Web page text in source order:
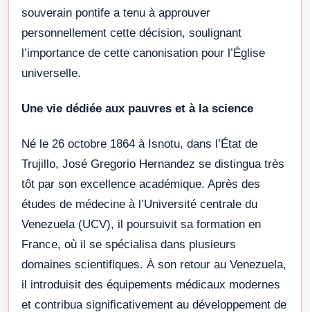
souverain pontife a tenu à approuver
personnellement cette décision, soulignant
l’importance de cette canonisation pour l’Église
universelle.
Une vie dédiée aux pauvres et à la science
Né le 26 octobre 1864 à Isnotu, dans l’État de
Trujillo, José Gregorio Hernandez se distingua très
tôt par son excellence académique. Après des
études de médecine à l’Université centrale du
Venezuela (UCV), il poursuivit sa formation en
France, où il se spécialisa dans plusieurs
domaines scientifiques. À son retour au Venezuela,
il introduisit des équipements médicaux modernes
et contribua significativement au développement de